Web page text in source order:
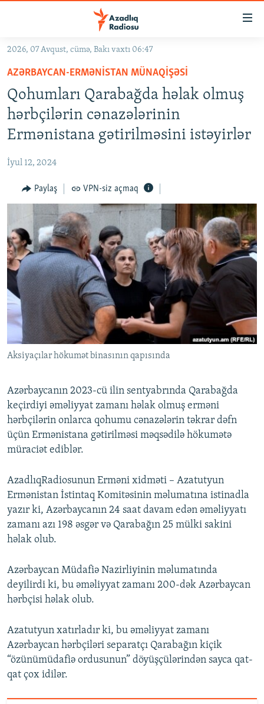
Əsas
qayıt
Əsas
naviqasiyaya
qayıt
Axtarışa
#İZAHLA
KORRUPSIOMETR
#ƏSLINDƏ
QANUNI DOĞRU
ARAŞDIRMA
MULTIMEDIA
VIDEO
FOTOQALEREYA
İNFOQRAFIKA
KARIKATURA
RADIO ARXIV
OXU ZALI
AZƏRBAYCAN ƏDƏBIYYATI KITABXANASI
İSLAM VƏ DEMOKRATIYA
İZ - MƏDƏNIYYƏT PROQRAMI
HAQQIMIZDA
MISSIYAMIZ
PEŞƏ ETIKASI VƏ JURNALISTIKA STANDARTLARIMIZ
MATERIALLARIMIZDAN ISTIFADƏ
AZADLIQRADIOSU MOBIL TELEFONUNUZDA
BIZIMLƏ ƏLAQƏ
BIZI IZLƏ
RFE/RL-in bütün saytları
2026, 07 Avqust, cümə, Bakı vaxtı 06:47
AZƏRBAYCAN-ERMƏNISTAN MÜNAQIŞƏSI
Qohumları Qarabağda həlak olmuş
hərbçilərin cənazələrinin
Ermənistana gətirilməsini istəyirlər
İyul 12, 2024
Paylaş VPN-siz açmaq
Aksiyaçılar hökumət binasının qapısında
Azərbaycanın 2023-cü ilin sentyabrında Qarabağda
keçirdiyi əməliyyat zamanı həlak olmuş erməni
hərbçilərin onlarca qohumu cənazələrin təkrar dəfn
üçün Ermənistana gətirilməsi məqsədilə hökumətə
müraciət ediblər.
AzadlıqRadiosunun Erməni xidməti – Azatutyun
Ermənistan İstintaq Komitəsinin məlumatına istinadla
yazır ki, Azərbaycanın 24 saat davam edən əməliyyatı
zamanı azı 198 əsgər və Qarabağın 25 mülki sakini
həlak olub.
Azərbaycan Müdafiə Nazirliyinin məlumatında
deyilirdi ki, bu əməliyyat zamanı 200-dək Azərbaycan
hərbçisi həlak olub.
Azatutyun xatırladır ki, bu əməliyyat zamanı
Azərbaycan hərbçiləri separatçı Qarabağın kiçik
“özünümüdafiə ordusunun” döyüşçülərindən sayca qat-
qat çox idilər.